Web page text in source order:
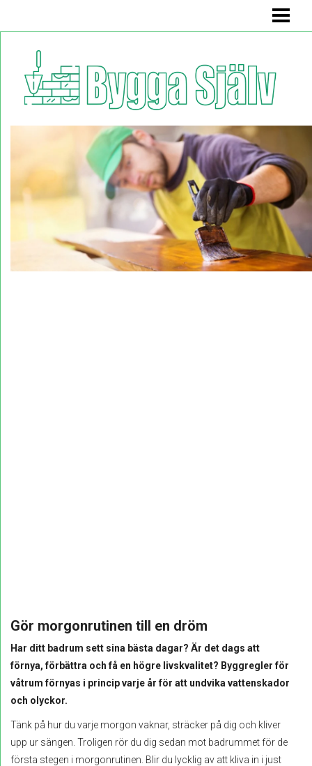
BADRUMSMÖBEL
BÄNK MED FÖRVARING
BLOGG
Gör morgonrutinen till en dröm
Har ditt badrum sett sina bästa dagar? Är det dags att
förnya, förbättra och få en högre livskvalitet? Byggregler för
våtrum förnyas i princip varje år för att undvika vattenskador
och olyckor.
Tänk på hur du varje morgon vaknar, sträcker på dig och kliver
upp ur sängen. Troligen rör du dig sedan mot badrummet för de
första stegen i morgonrutinen. Blir du lycklig av att kliva in i just